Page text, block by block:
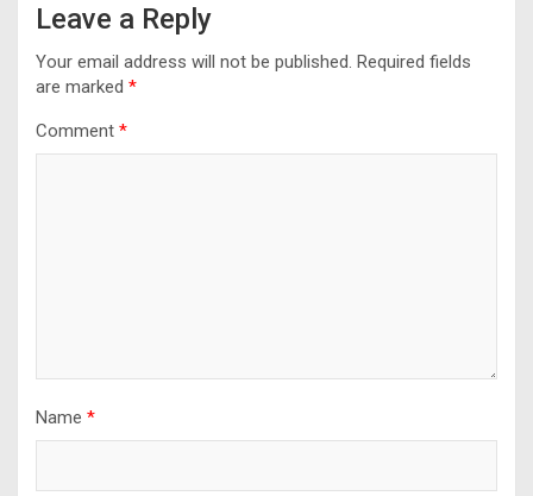
Leave a Reply
Your email address will not be published. Required fields
are marked *
Comment *
Name *